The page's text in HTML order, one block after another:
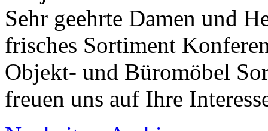
Sehr geehrte Damen und
frisches Sortiment
Objekt- und Büromöbel
freuen uns auf Ihre